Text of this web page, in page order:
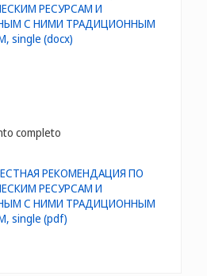
completo